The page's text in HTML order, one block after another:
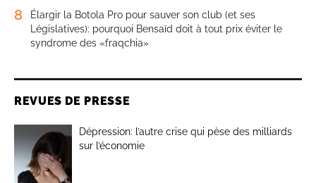
8
Élargir la Botola Pro pour sauver son club (et ses
Législatives): pourquoi Bensaïd doit à tout prix éviter le
syndrome des «fraqchia»
REVUES DE PRESSE
Dépression: l’autre crise qui pèse des milliards
sur l’économie